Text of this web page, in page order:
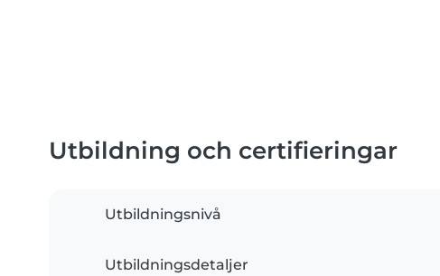
Utbildning och certifieringar
Utbildningsnivå
Utbildningsdetaljer